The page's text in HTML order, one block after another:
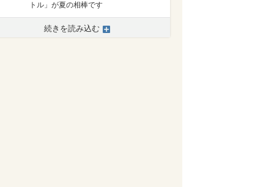
トル」が夏の相棒です
続きを読み込む